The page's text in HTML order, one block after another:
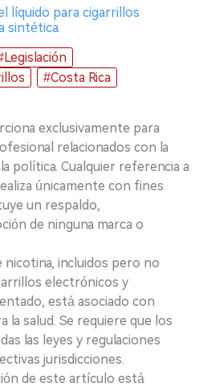
líquido para cigarrillos
sintética.
#Costa Rica
exclusivamente para
relacionados con la
política. Cualquier referencia a
únicamente con fines
un respaldo,
de ninguna marca o
nicotina, incluidos pero no
electrónicos y
está asociado con
la salud. Se requiere que los
las leyes y regulaciones
jurisdicciones.
de este artículo está